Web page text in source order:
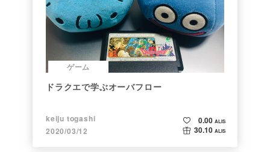
ゲーム
ドラクエで学ぶオーバフロー
keiju togashi
2020/03/12
0.00 ALIS
30.10 ALIS